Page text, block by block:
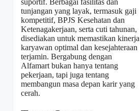
suportif. Berbagai fasilitas dan
tunjangan yang layak, termasuk gaji
kompetitif, BPJS Kesehatan dan
Ketenagakerjaan, serta cuti tahunan,
disediakan untuk memastikan kinerja
karyawan optimal dan kesejahteraan
terjamin. Bergabung dengan
Alfamart bukan hanya tentang
pekerjaan, tapi juga tentang
membangun masa depan karir yang
cerah.